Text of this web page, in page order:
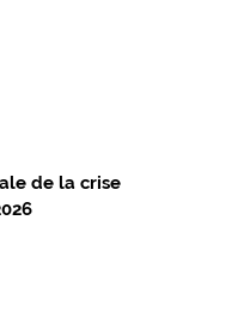
de la crise